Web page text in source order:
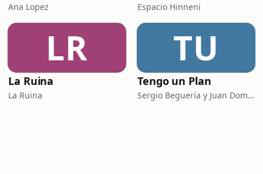
Ana Lopez Espacio Hinneni
LR
La Ruina
La Ruina
TU
Tengo un Plan
Sergio Beguería y Juan Domínguez